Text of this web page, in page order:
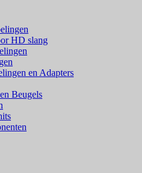
HD slang
en Adapters
Beugels